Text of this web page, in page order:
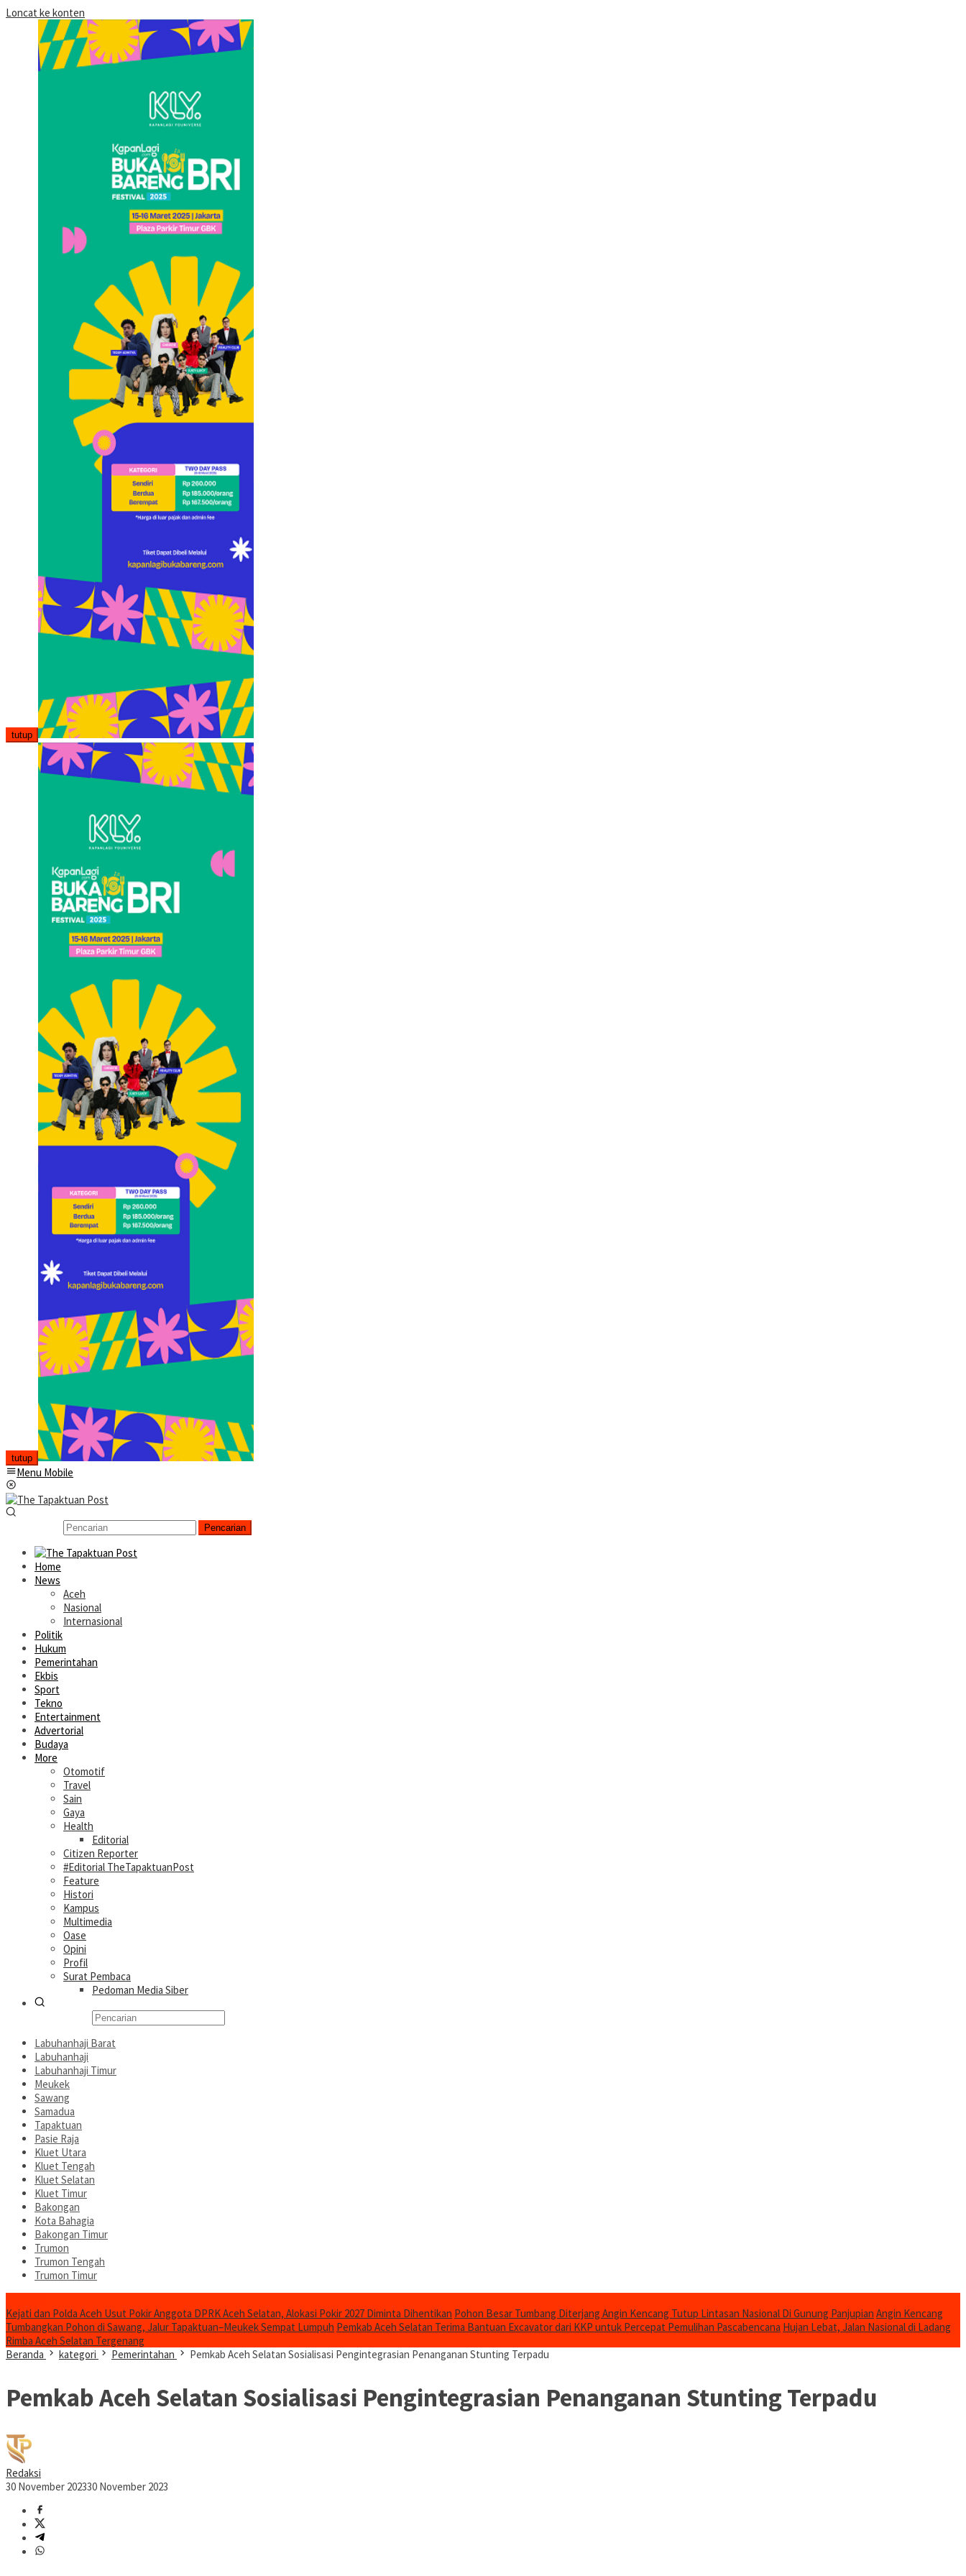
Loncat ke konten
tutup
tutup
Menu Mobile
Pencarian
Home
News
Aceh
Nasional
Internasional
Politik
Hukum
Pemerintahan
Ekbis
Sport
Tekno
Entertainment
Advertorial
Budaya
More
Otomotif
Travel
Sain
Gaya
Health
Editorial
Citizen Reporter
#Editorial TheTapaktuanPost
Feature
Histori
Kampus
Multimedia
Oase
Opini
Profil
Surat Pembaca
Pedoman Media Siber
Labuhanhaji Barat
Labuhanhaji
Labuhanhaji Timur
Meukek
Sawang
Samadua
Tapaktuan
Pasie Raja
Kluet Utara
Kluet Tengah
Kluet Selatan
Kluet Timur
Bakongan
Kota Bahagia
Bakongan Timur
Trumon
Trumon Tengah
Trumon Timur
Kejati dan Polda Aceh Usut Pokir Anggota DPRK Aceh Selatan, Alokasi Pokir 2027 Diminta Dihentikan Pohon Besar Tumbang Diterjang Angin Kencang Tutup Lintasan Nasional Di Gunung Panjupian Angin Kencang
Tumbangkan Pohon di Sawang, Jalur Tapaktuan–Meukek Sempat Lumpuh Pemkab Aceh Selatan Terima Bantuan Excavator dari KKP untuk Percepat Pemulihan Pascabencana Hujan Lebat, Jalan Nasional di Ladang
Rimba Aceh Selatan Tergenang
Beranda
kategori Pemerintahan Pemkab Aceh Selatan Sosialisasi Pengintegrasian Penanganan Stunting Terpadu
Pemkab Aceh Selatan Sosialisasi Pengintegrasian Penanganan Stunting Terpadu
Redaksi
30 November 202330 November 2023